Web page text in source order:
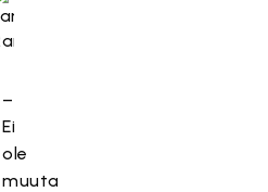
–
Ei
ole
muuta